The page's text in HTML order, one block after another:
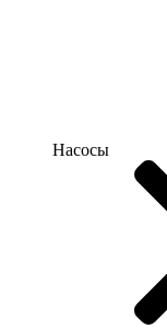
Насосы